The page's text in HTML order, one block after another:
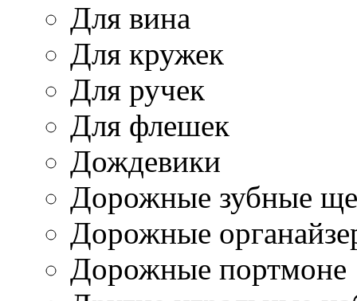
Для вина
Для кружек
Для ручек
Для флешек
Дождевики
Дорожные зубные
Дорожные
Дорожные портмоне